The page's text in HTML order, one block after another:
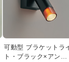
可動型 ブラケットラ
ト・ブラック×アンバ